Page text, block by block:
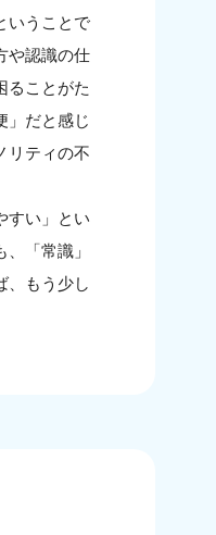
いうことで
や認識の仕
ることがた
」だと感じ
リティの不
すい」とい
「常識」
、もう少し